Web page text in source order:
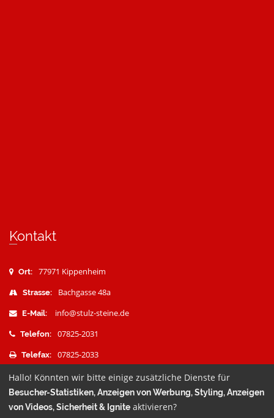
Kontakt
Ort: 77971 Kippenheim
Strasse: Bachgasse 48a
E-Mail: info@stulz-steine.de
Telefon: 07825-2031
Telefax: 07825-2033
Hallo! Könnten wir bitte einige zusätzliche Dienste für
Besucher-Statistiken, Anzeigen von Werbung, Styling, Anzeigen
von Videos, Sicherheit & Ignite aktivieren?